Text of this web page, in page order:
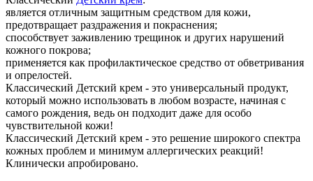
является отличным защитным средством для кожи,
предотвращает раздражения и покраснения;
способствует заживлению трещинок и других нарушений
кожного покрова;
применяется как профилактическое средство от обветривания
и опрелостей.
Классический Детский крем - это универсальный продукт,
который можно использовать в любом возрасте, начиная с
самого рождения, ведь он подходит даже для особо
чувствительной кожи!
Классический Детский крем - это решение широкого спектра
кожных проблем и минимум аллергических реакций!
Клинически апробировано.